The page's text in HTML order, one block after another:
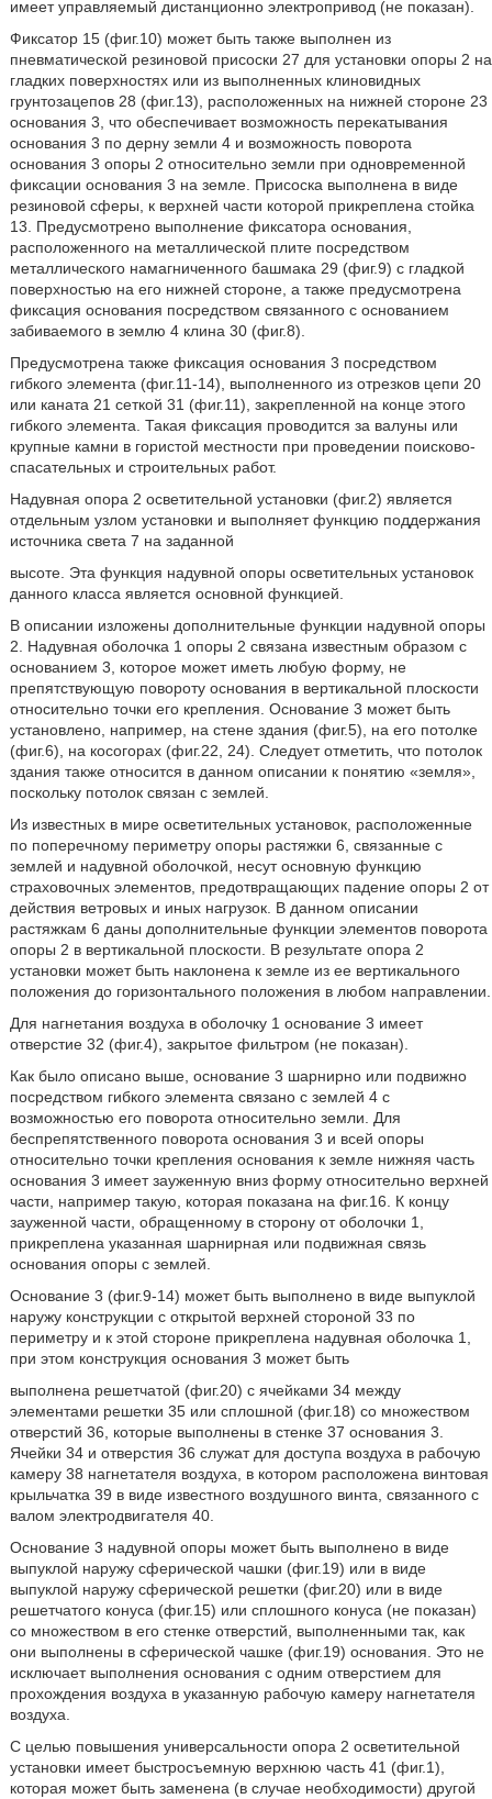
имеет управляемый дистанционно электропривод (не показан).
Фиксатор 15 (фиг.10) может быть также выполнен из
пневматической резиновой присоски 27 для установки опоры 2 на
гладких поверхностях или из выполненных клиновидных
грунтозацепов 28 (фиг.13), расположенных на нижней стороне 23
основания 3, что обеспечивает возможность перекатывания
основания 3 по дерну земли 4 и возможность поворота
основания 3 опоры 2 относительно земли при одновременной
фиксации основания 3 на земле. Присоска выполнена в виде
резиновой сферы, к верхней части которой прикреплена стойка
13. Предусмотрено выполнение фиксатора основания,
расположенного на металлической плите посредством
металлического намагниченного башмака 29 (фиг.9) с гладкой
поверхностью на его нижней стороне, а также предусмотрена
фиксация основания посредством связанного с основанием
забиваемого в землю 4 клина 30 (фиг.8).
Предусмотрена также фиксация основания 3 посредством
гибкого элемента (фиг.11-14), выполненного из отрезков цепи 20
или каната 21 сеткой 31 (фиг.11), закрепленной на конце этого
гибкого элемента. Такая фиксация проводится за валуны или
крупные камни в гористой местности при проведении поисково-
спасательных и строительных работ.
Надувная опора 2 осветительной установки (фиг.2) является
отдельным узлом установки и выполняет функцию поддержания
источника света 7 на заданной
высоте. Эта функция надувной опоры осветительных установок
данного класса является основной функцией.
В описании изложены дополнительные функции надувной опоры
2. Надувная оболочка 1 опоры 2 связана известным образом с
основанием 3, которое может иметь любую форму, не
препятствующую повороту основания в вертикальной плоскости
относительно точки его крепления. Основание 3 может быть
установлено, например, на стене здания (фиг.5), на его потолке
(фиг.6), на косогорах (фиг.22, 24). Следует отметить, что потолок
здания также относится в данном описании к понятию «земля»,
поскольку потолок связан с землей.
Из известных в мире осветительных установок, расположенные
по поперечному периметру опоры растяжки 6, связанные с
землей и надувной оболочкой, несут основную функцию
страховочных элементов, предотвращающих падение опоры 2 от
действия ветровых и иных нагрузок. В данном описании
растяжкам 6 даны дополнительные функции элементов поворота
опоры 2 в вертикальной плоскости. В результате опора 2
установки может быть наклонена к земле из ее вертикального
положения до горизонтального положения в любом направлении.
Для нагнетания воздуха в оболочку 1 основание 3 имеет
отверстие 32 (фиг.4), закрытое фильтром (не показан).
Как было описано выше, основание 3 шарнирно или подвижно
посредством гибкого элемента связано с землей 4 с
возможностью его поворота относительно земли. Для
беспрепятственного поворота основания 3 и всей опоры
относительно точки крепления основания к земле нижняя часть
основания 3 имеет зауженную вниз форму относительно верхней
части, например такую, которая показана на фиг.16. К концу
зауженной части, обращенному в сторону от оболочки 1,
прикреплена указанная шарнирная или подвижная связь
основания опоры с землей.
Основание 3 (фиг.9-14) может быть выполнено в виде выпуклой
наружу конструкции с открытой верхней стороной 33 по
периметру и к этой стороне прикреплена надувная оболочка 1,
при этом конструкция основания 3 может быть
выполнена решетчатой (фиг.20) с ячейками 34 между
элементами решетки 35 или сплошной (фиг.18) со множеством
отверстий 36, которые выполнены в стенке 37 основания 3.
Ячейки 34 и отверстия 36 служат для доступа воздуха в рабочую
камеру 38 нагнетателя воздуха, в котором расположена винтовая
крыльчатка 39 в виде известного воздушного винта, связанного с
валом электродвигателя 40.
Основание 3 надувной опоры может быть выполнено в виде
выпуклой наружу сферической чашки (фиг.19) или в виде
выпуклой наружу сферической решетки (фиг.20) или в виде
решетчатого конуса (фиг.15) или сплошного конуса (не показан)
со множеством в его стенке отверстий, выполненными так, как
они выполнены в сферической чашке (фиг.19) основания. Это не
исключает выполнения основания с одним отверстием для
прохождения воздуха в указанную рабочую камеру нагнетателя
воздуха.
С целью повышения универсальности опора 2 осветительной
установки имеет быстросъемную верхнюю часть 41 (фиг.1),
которая может быть заменена (в случае необходимости) другой